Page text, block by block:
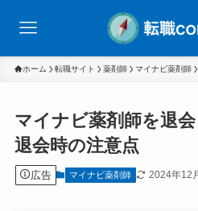
ホーム 転職サイト 薬剤師 マイナビ薬剤師
マイナビ薬剤師を退
退会時の注意点
広告 マイナビ薬剤師 2024年12